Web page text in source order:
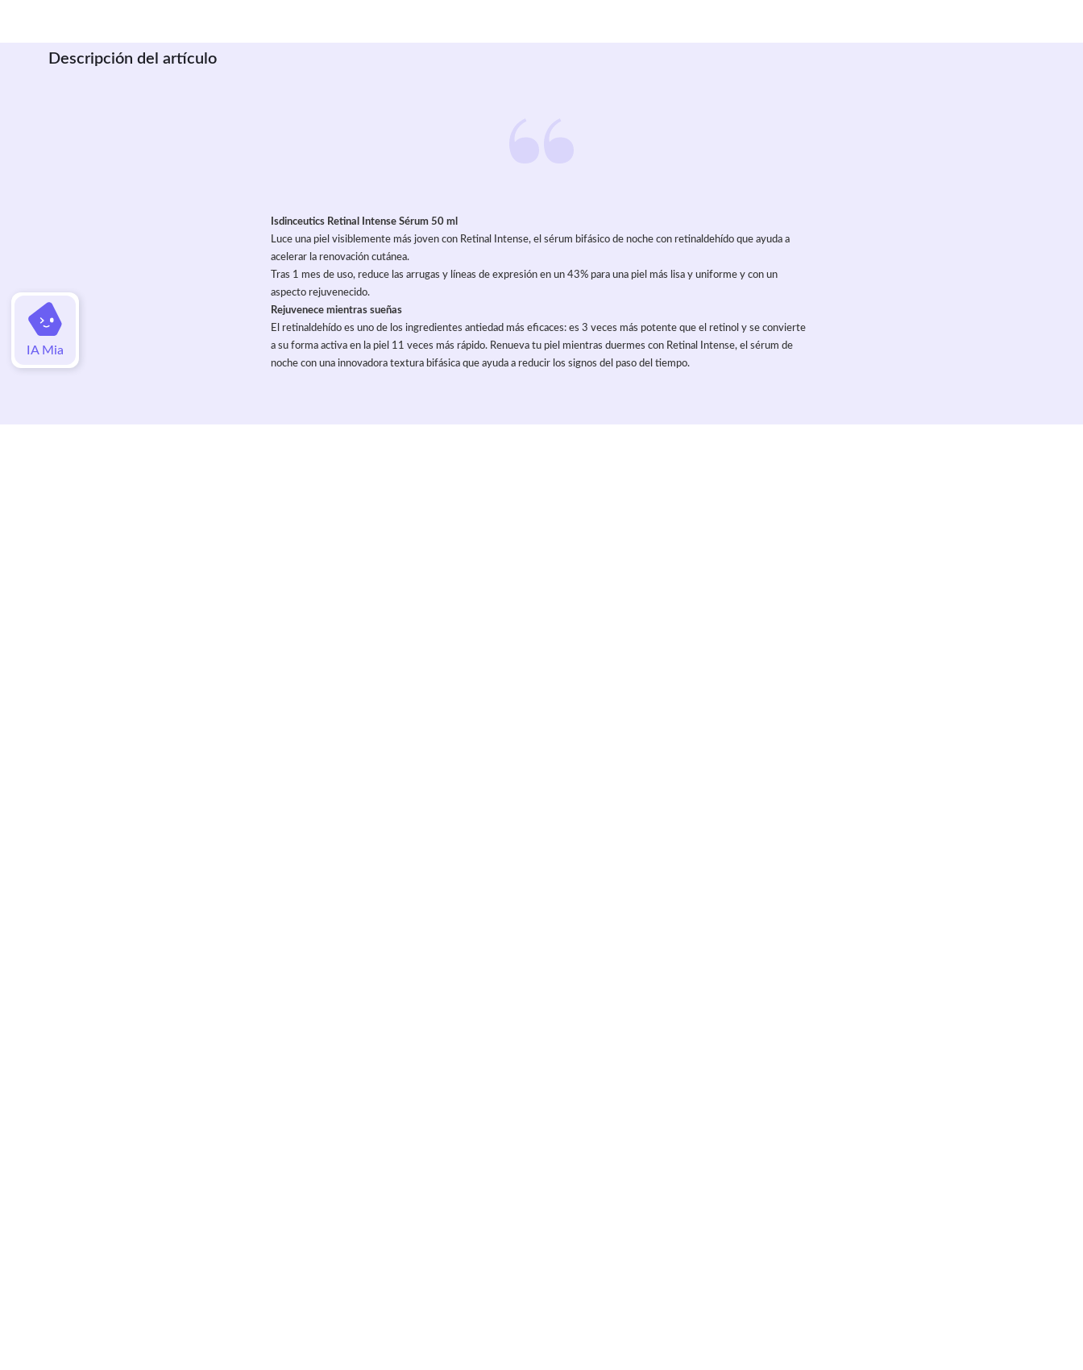
IA Mia
Descripción del artículo
Isdinceutics Retinal Intense Sérum 50 ml
Luce una piel visiblemente más joven con Retinal Intense, el sérum bifásico de noche con retinaldehído que ayuda a
acelerar la renovación cutánea.
Tras 1 mes de uso, reduce las arrugas y líneas de expresión en un 43% para una piel más lisa y uniforme y con un
aspecto rejuvenecido.
Rejuvenece mientras sueñas
El retinaldehído es uno de los ingredientes antiedad más eficaces: es 3 veces más potente que el retinol y se convierte
a su forma activa en la piel 11 veces más rápido. Renueva tu piel mientras duermes con Retinal Intense, el sérum de
noche con una innovadora textura bifásica que ayuda a reducir los signos del paso del tiempo.